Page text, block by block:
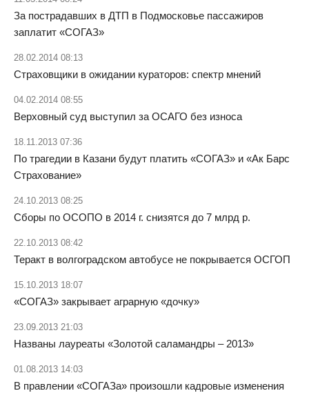
За пострадавших в ДТП в Подмосковье пассажиров
заплатит «СОГАЗ»
28.02.2014 08:13
Страховщики в ожидании кураторов: спектр мнений
04.02.2014 08:55
Верховный суд выступил за ОСАГО без износа
18.11.2013 07:36
По трагедии в Казани будут платить «СОГАЗ» и «Ак Барс
Страхование»
24.10.2013 08:25
Сборы по ОСОПО в 2014 г. снизятся до 7 млрд р.
22.10.2013 08:42
Теракт в волгоградском автобусе не покрывается ОСГОП
15.10.2013 18:07
«СОГАЗ» закрывает аграрную «дочку»
23.09.2013 21:03
Названы лауреаты «Золотой саламандры – 2013»
01.08.2013 14:03
В правлении «СОГАЗа» произошли кадровые изменения